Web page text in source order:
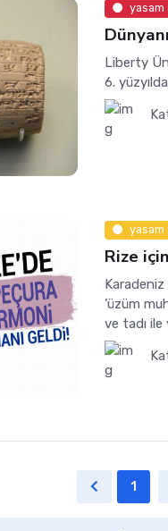
yasam
Liberty
6.
yasam
Rize
’üzüm
ve tadı
1